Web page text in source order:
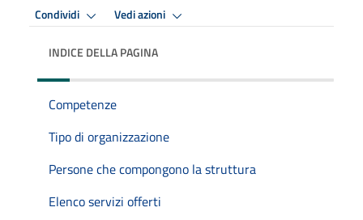
Condividi Vedi azioni
INDICE DELLA PAGINA
Competenze
Tipo di organizzazione
Persone che compongono la struttura
Elenco servizi offerti